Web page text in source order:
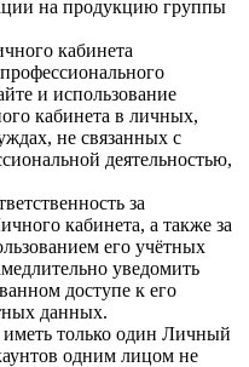
на продукцию группы
кабинета
и использование
кабинета в личных,
не связанных с
деятельностью,
за
кабинета, а также за
его учётных
уведомить
доступе к его
данных.
только один Личный
одним лицом не